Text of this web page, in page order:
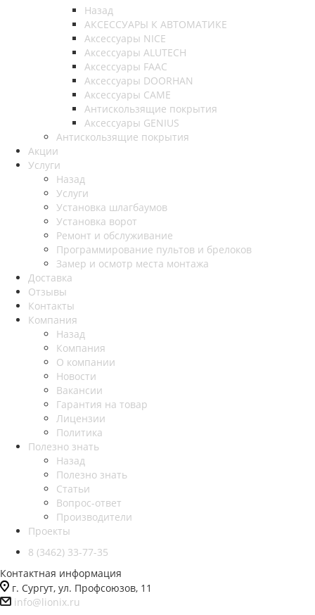
Назад
АКСЕССУАРЫ К АВТОМАТИКЕ
Аксессуары NICE
Аксессуары ALUTECH
Аксессуары FAAC
Аксессуары DOORHAN
Аксессуары CAME
Антискользящие покрытия
Аксессуары GENIUS
Антискользящие покрытия
Акции
Услуги
Назад
Услуги
Установка шлагбаумов
Установка ворот
Ремонт и обслуживание
Программирование пультов и брелоков
Замер и осмотр места монтажа
Доставка
Отзывы
Контакты
Компания
Назад
Компания
О компании
Новости
Вакансии
Гарантия на товар
Лицензии
Политика
Полезно знать
Назад
Полезно знать
Статьи
Вопрос-ответ
Производители
Проекты
8 (3462) 33-77-35
Контактная информация
г. Сургут, ул. Профсоюзов, 11
info@lionix.ru